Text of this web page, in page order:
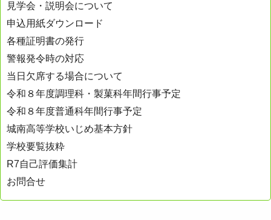
見学会・説明会について
申込用紙ダウンロード
各種証明書の発行
警報発令時の対応
当日欠席する場合について
令和８年度調理科・製菓科年間行事予定
令和８年度普通科年間行事予定
城南高等学校いじめ基本方針
学校要覧抜粋
R7自己評価集計
お問合せ